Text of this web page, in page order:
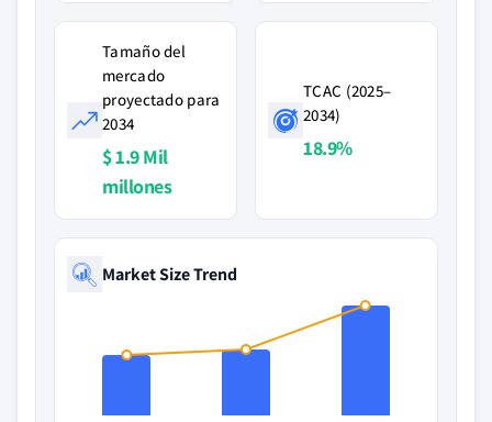
Tamaño del
mercado
proyectado para
2034
$ 1.9 Mil
millones
TCAC (2025–
2034)
18.9%
Market Size Trend